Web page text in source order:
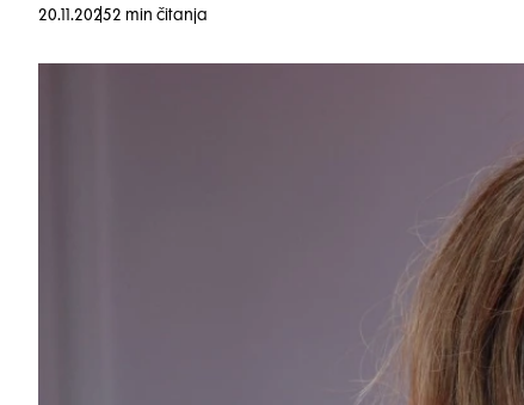
20.11.20252 min čitanja